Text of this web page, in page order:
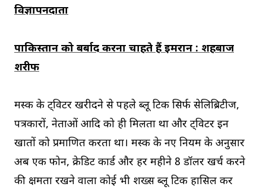
विज्ञापनदाता
पाकिस्तान को बर्बाद करना चाहते हैं इमरान : शहबाज
शरीफ
मस्क के ट्विटर खरीदने से पहले ब्लू टिक सिर्फ सेलिब्रिटीज,
पत्रकारों, नेताओं आदि को ही मिलता था और ट्विटर इन
खातों को प्रमाणित करता था। मस्क के नए नियम के अनुसार
अब एक फोन, क्रेडिट कार्ड और हर महीने 8 डॉलर खर्च करने
की क्षमता रखने वाला कोई भी शख्स ब्लू टिक हासिल कर